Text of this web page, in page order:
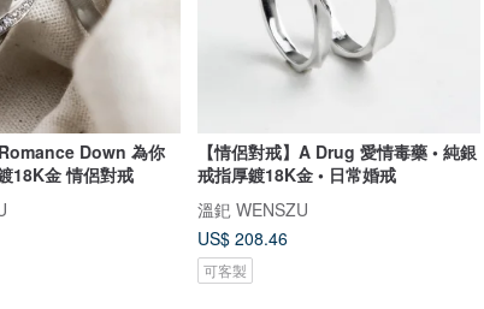
Romance Down 為你
18K金 情侶對戒
【情侶對戒】A Drug 愛情毒藥 • 純銀
戒指厚鍍18K金 • 日常婚戒
溫釲 WENSZU
US$ 208.46
可客製